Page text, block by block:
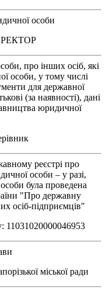
особи
про інших осіб, які
особи, у тому числі
для державної
(за наявності), дані
юридичної
реєстрі про
особи – у разі,
була проведена
"Про державну
осіб-підприємців"
11031020000046953
міської ради